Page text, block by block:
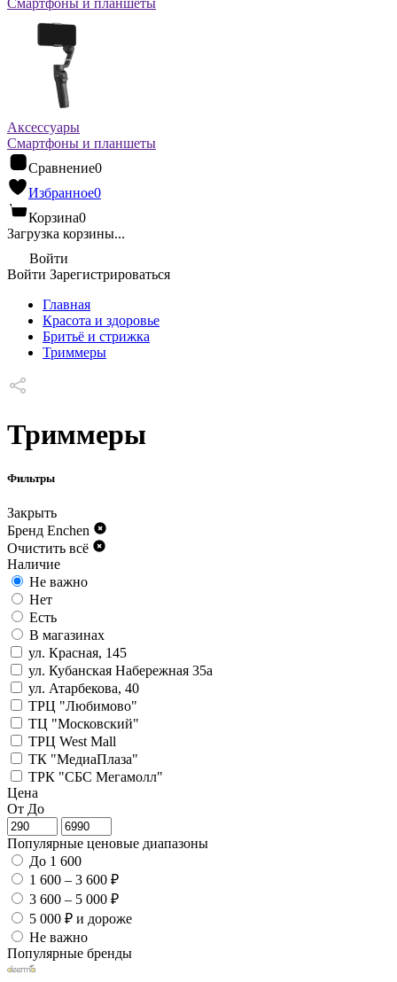
Смартфоны и планшеты
Аксессуары
Смартфоны и планшеты
Сравнение0
Избранное0
Корзина0
Загрузка корзины...
Войти
Войти Зарегистрироваться
Главная
Красота и здоровье
Бритьё и стрижка
Триммеры
Триммеры
Фильтры
Закрыть
Бренд Enchen
Очистить всё
Наличие
Не важно
Нет
Есть
В магазинах
ул. Красная, 145
ул. Кубанская Набережная 35а
ул. Атарбекова, 40
ТРЦ "Любимово"
ТЦ "Московский"
ТРЦ West Mall
ТК "МедиаПлаза"
ТРК "СБС Мегамолл"
Цена
От До
Популярные ценовые диапазоны
До 1 600
1 600 – 3 600 ₽
3 600 – 5 000 ₽
5 000 ₽ и дороже
Не важно
Популярные бренды